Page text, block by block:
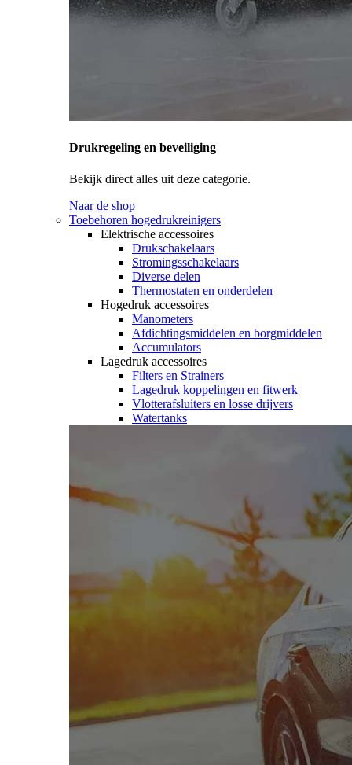
Drukregeling en beveiliging
Bekijk direct alles uit deze categorie.
Naar de shop
Toebehoren hogedrukreinigers
Elektrische accessoires
Drukschakelaars
Stromingsschakelaars
Diverse delen
Thermostaten en onderdelen
Hogedruk accessoires
Manometers
Afdichtingsmiddelen en borgmiddelen
Accumulators
Lagedruk accessoires
Filters en Strainers
Lagedruk koppelingen en fitwerk
Vlotterafsluiters en losse drijvers
Watertanks